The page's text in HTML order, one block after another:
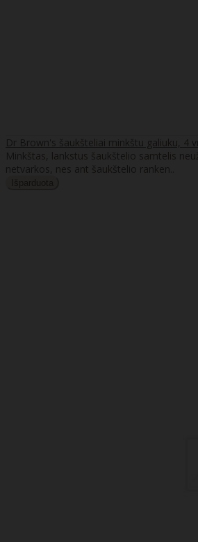
Dr Brown's šaukšteliai minkštu galiuku, 4
Minkštas, lankstus šaukštelio samtelis
netvarkos, nes ant šaukštelio ranken..